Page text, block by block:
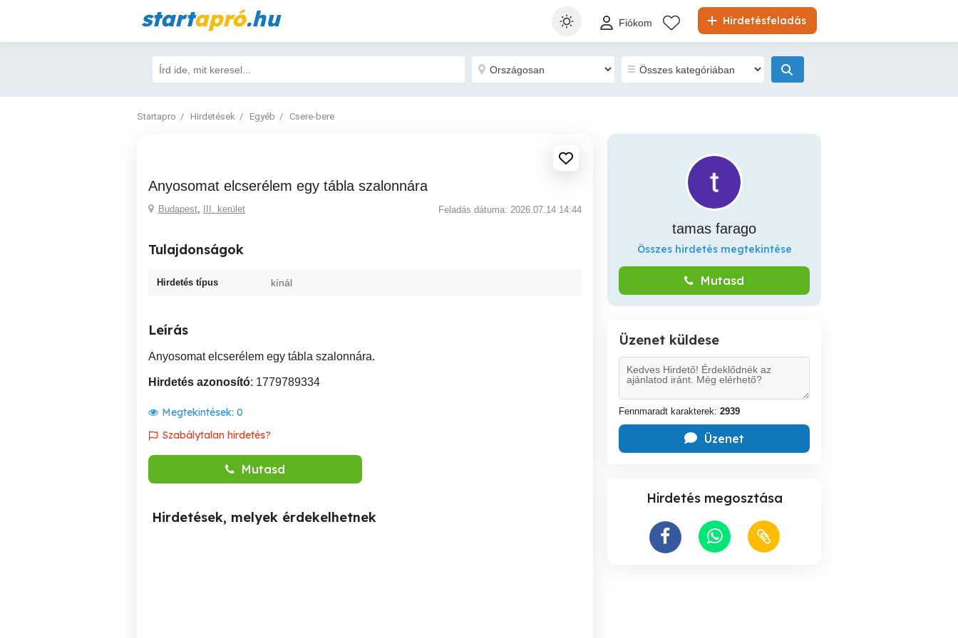
startapró.hu Hirdetésfeladás
Fiókom
Startapro Hirdetések Egyéb Csere-bere
Anyosomat elcserélem egy tábla szalonnára
Budapest, III. kerület Feladás dátuma: 2026.07.14 14:44
Tulajdonságok
Hirdetés típus kínál
Leírás
Anyosomat elcserélem egy tábla szalonnára.
Hirdetés azonosító: 1779789334
Megtekintések: 0
Szabálytalan hirdetés?
Mutasd
Hirdetések, melyek érdekelhetnek
tamas farago
Összes hirdetés megtekintése
Mutasd
Üzenet küldese
Fennmaradt karakterek: 2939
Üzenet
Hirdetés megosztása